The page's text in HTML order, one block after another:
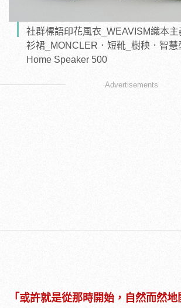
社群標語印花風衣_WEAVISM織本
衫裙_MONCLER．短靴_樹秧．智
Home Speaker 500
Advertisements
「或許就是從那時開始，自然而然地